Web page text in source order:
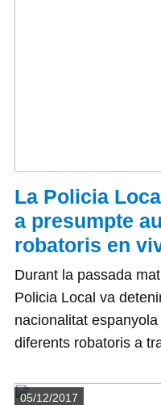
La Policia
a presumpte
robatoris en
Durant la passada
Policia Local va
nacionalitat
diferents robatoris a
Detalls
05/12/2017